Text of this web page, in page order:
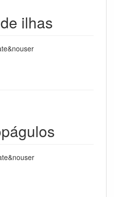
ilhas